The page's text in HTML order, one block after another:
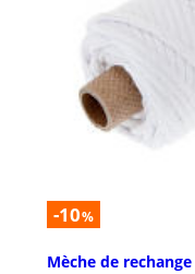
-10%
Mèche de